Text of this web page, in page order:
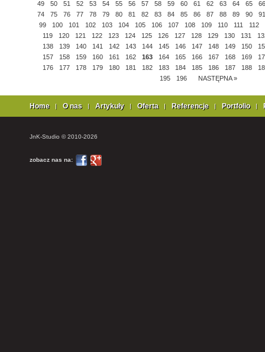
49
50 51 52 53 54 55 56 57 58 59 60 61 62 63 64 65
66
74
75 76 77 78 79 80 81 82 83 84 85 86 87 88 89 90
91
99
100 101 102 103 104 105 106 107 108 109 110 111 112
119
120 121 122 123 124 125 126 127 128 129 130 131
138
139 140 141 142 143 144 145 146 147 148 149 150
157
158 159 160 161 162 163 164 165 166 167 168 169
176
177 178 179 180 181 182 183 184 185 186 187 188
195
196 NASTĘPNA »
Home O nas Artykuły Oferta Referencje Portfolio
JnK-Studio © 2010-2026
zobacz nas na: